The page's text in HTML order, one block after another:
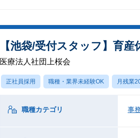
【池袋/受付スタッフ】育
医療法人社団上桜会
正社員採用 職種・業界未経験OK 月残業
職種カテゴリ 事